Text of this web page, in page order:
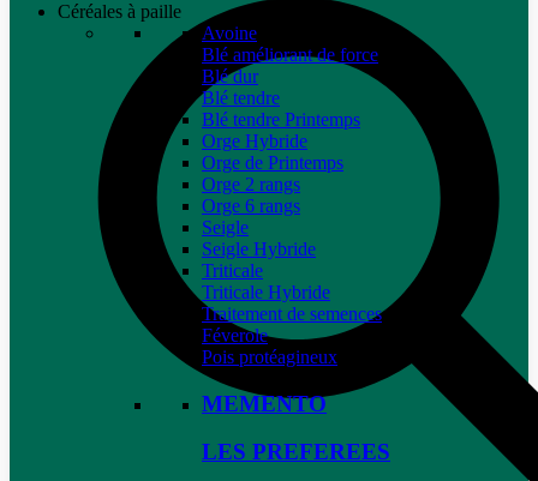
Céréales à paille
Avoine
Blé améliorant de force
Blé dur
Blé tendre
Blé tendre Printemps
Orge Hybride
Orge de Printemps
Orge 2 rangs
Orge 6 rangs
Seigle
Seigle Hybride
Triticale
Triticale Hybride
Traitement de semences
Féverole
Pois protéagineux
MEMENTO
LES PREFEREES